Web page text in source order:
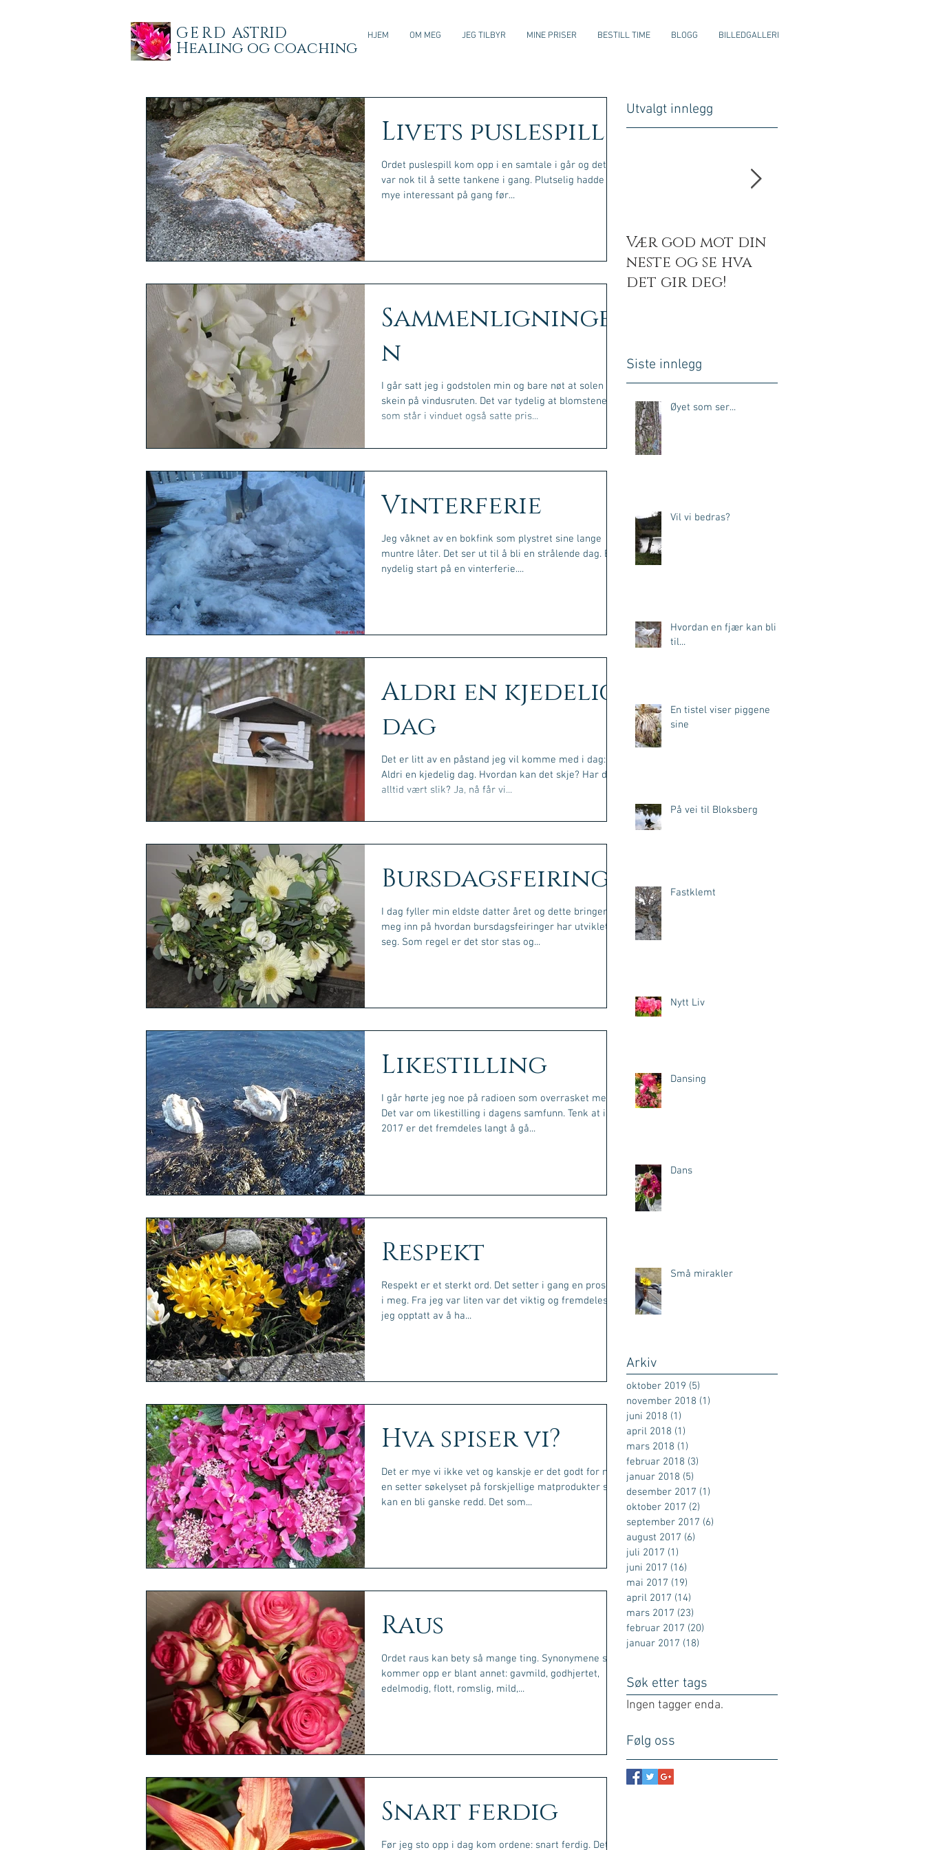
GERD ASTRID
Healing og coaching
HJEM OM MEG JEG TILBYR MINE PRISER BESTILL TIME BLOGG BILLEDGALLERI
Livets puslespill
Ordet puslespill kom opp i en samtale i går og det
var nok til å sette tankene i gang. Plutselig hadde jeg
mye interessant på gang før...
Sammenligninge
n
I går satt jeg i godstolen min og bare nøt at solen
skein på vindusruten. Det var tydelig at blomstene
som står i vinduet også satte pris...
Vinterferie
Jeg våknet av en bokfink som plystret sine lange
muntre låter. Det ser ut til å bli en strålende dag. En
nydelig start på en vinterferie....
Aldri en kjedelig
dag
Det er litt av en påstand jeg vil komme med i dag:
Aldri en kjedelig dag. Hvordan kan det skje? Har det
alltid vært slik? Ja, nå får vi...
Bursdagsfeiring
I dag fyller min eldste datter året og dette bringer
meg inn på hvordan bursdagsfeiringer har utviklet
seg. Som regel er det stor stas og...
Likestilling
I går hørte jeg noe på radioen som overrasket meg.
Det var om likestilling i dagens samfunn. Tenk at i
2017 er det fremdeles langt å gå...
Respekt
Respekt er et sterkt ord. Det setter i gang en prosess
i meg. Fra jeg var liten var det viktig og fremdeles er
jeg opptatt av å ha...
Hva spiser vi?
Det er mye vi ikke vet og kanskje er det godt for når
en setter søkelyset på forskjellige matprodukter så
kan en bli ganske redd. Det som...
Raus
Ordet raus kan bety så mange ting. Synonymene som
kommer opp er blant annet: gavmild, godhjertet,
edelmodig, flott, romslig, mild,...
Snart ferdig
Før jeg sto opp i dag kom ordene: snart ferdig. Det
Utvalgt innlegg
Vær god mot din
neste og se hva
det gir deg!
Siste innlegg
Øyet som ser...
Vil vi bedras?
Hvordan en fjær kan bli
til...
En tistel viser piggene
sine
På vei til Bloksberg
Fastklemt
Nytt Liv
Dansing
Dans
Små mirakler
Arkiv
oktober 2019 (5)
november 2018 (1)
juni 2018 (1)
april 2018 (1)
mars 2018 (1)
februar 2018 (3)
januar 2018 (5)
desember 2017 (1)
oktober 2017 (2)
september 2017 (6)
august 2017 (6)
juli 2017 (1)
juni 2017 (16)
mai 2017 (19)
april 2017 (14)
mars 2017 (23)
februar 2017 (20)
januar 2017 (18)
Søk etter tags
Ingen tagger enda.
Følg oss